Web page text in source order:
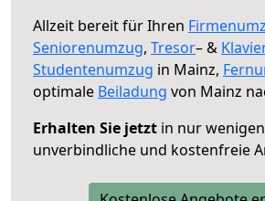
Allzeit bereit für Ihren
Seniorenumzug, Tresor– &
Studentenumzug in Mainz,
optimale Beiladung von Mainz
Erhalten Sie jetzt in nur
unverbindliche und kostenfreie